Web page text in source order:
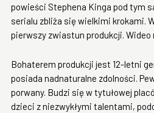
powieści Stephena Kinga pod tym
serialu zbliża się wielkimi krokami.
pierwszy zwiastun produkcji.
Bohaterem produkcji jest 12-letni
posiada nadnaturalne zdolności.
porwany. Budzi się w tytułowej
dzieci z niezwykłymi talentami,